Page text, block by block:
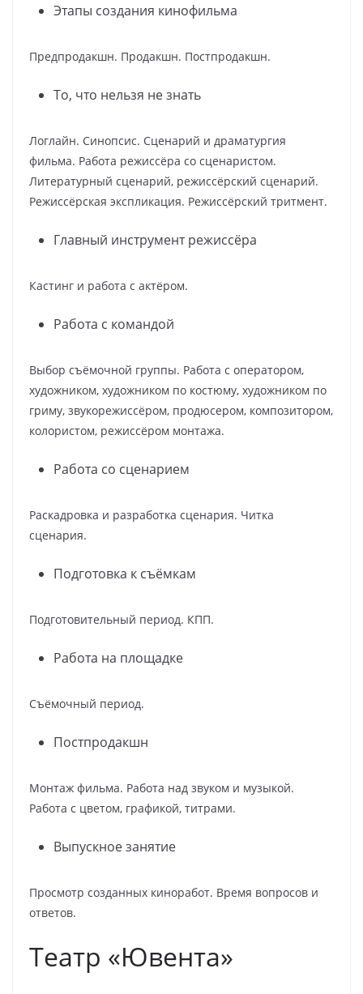
Этапы создания кинофильма
Предпродакшн. Продакшн. Постпродакшн.
То, что нельзя не знать
Логлайн. Синопсис. Сценарий и драматургия
фильма. Работа режиссёра со сценаристом.
Литературный сценарий, режиссёрский сценарий.
Режиссёрская экспликация. Режиссёрский тритмент.
Главный инструмент режиссёра
Кастинг и работа с актёром.
Работа с командой
Выбор съёмочной группы. Работа с оператором,
художником, художником по костюму, художником по
гриму, звукорежиссёром, продюсером, композитором,
колористом, режиссёром монтажа.
Работа со сценарием
Раскадровка и разработка сценария. Читка
сценария.
Подготовка к съёмкам
Подготовительный период. КПП.
Работа на площадке
Съёмочный период.
Постпродакшн
Монтаж фильма. Работа над звуком и музыкой.
Работа с цветом, графикой, титрами.
Выпускное занятие
Просмотр созданных киноработ. Время вопросов и
ответов.
Театр «Ювента»